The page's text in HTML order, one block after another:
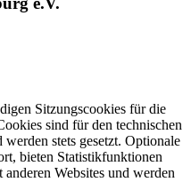
Sitzungscookies für die
sind für den technischen
stets gesetzt. Optionale
bieten Statistikfunktionen
Websites und werden